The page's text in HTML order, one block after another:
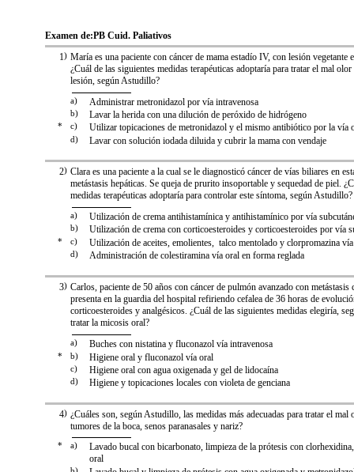
Examen de:PB Cuid. Paliativos
)
1 María es una paciente con cáncer de mama estadío IV, con lesión vegetante
¿Cuál de las siguientes medidas terapéuticas adoptaría para tratar el mal
lesión, según Astudillo?
a) Administrar metronidazol por vía intravenosa
b) Lavar la herida con una dilución de peróxido de hidrógeno
* c) Utilizar topicaciones de metronidazol y el mismo antibiótico por la vía
d) Lavar con solución iodada diluida y cubrir la mama con vendaje
)
2 Clara es una paciente a la cual se le diagnosticó cáncer de vías biliares en
metástasis hepáticas. Se queja de prurito insoportable y sequedad de piel.
medidas terapéuticas adoptaría para controlar este síntoma, según Astudillo?
a) Utilización de crema antihistamínica y antihistamínico por vía
b) Utilización de crema con corticoesteroides y corticoesteroides por vía
* c) Utilización de aceites, emolientes, talco mentolado y clorpromazina
d) Administración de colestiramina vía oral en forma reglada
)
3 Carlos, paciente de 50 años con cáncer de pulmón avanzado con metástasis
presenta en la guardia del hospital refiriendo cefalea de 36 horas de
corticoesteroides y analgésicos. ¿Cuál de las siguientes medidas elegiría,
tratar la micosis oral?
a) Buches con nistatina y fluconazol vía intravenosa
* b) Higiene oral y fluconazol vía oral
c) Higiene oral con agua oxigenada y gel de lidocaína
d) Higiene y topicaciones locales con violeta de genciana
)
4 ¿Cuáles son, según Astudillo, las medidas más adecuadas para tratar el
tumores de la boca, senos paranasales y nariz?
* a)
Lavado bucal con bicarbonato, limpieza de la prótesis con
oral